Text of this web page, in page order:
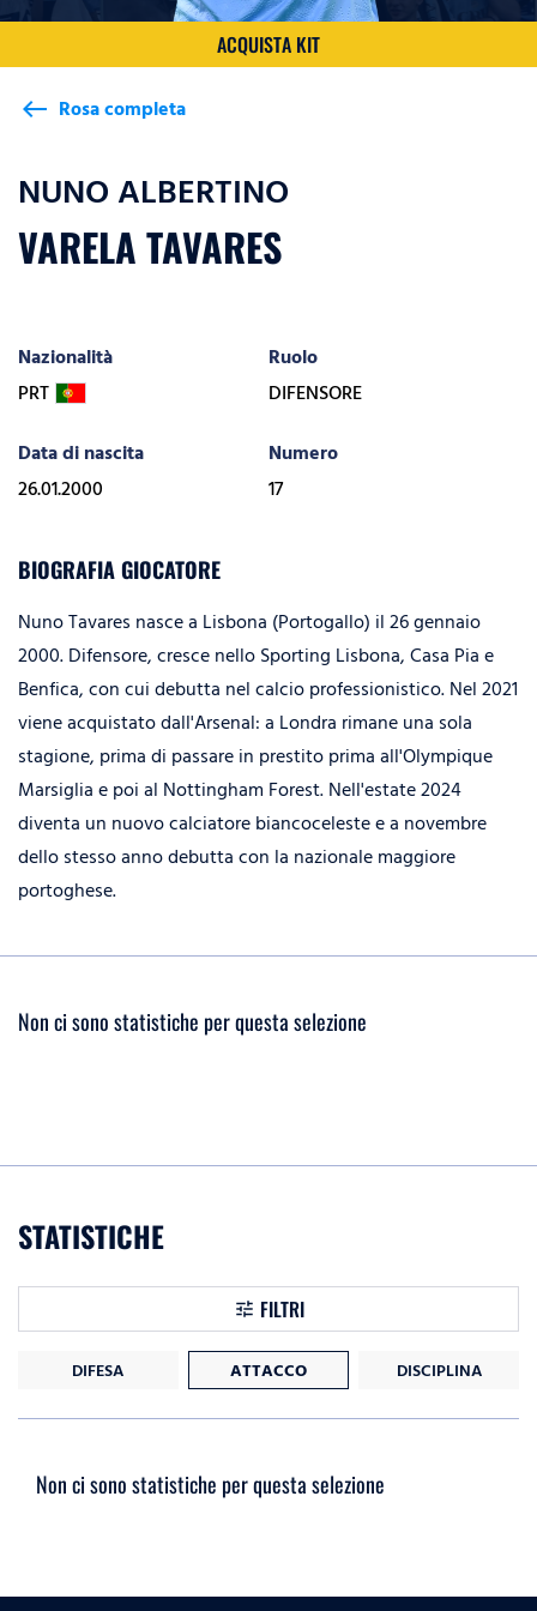
ACQUISTA KIT
west Rosa completa
NUNO ALBERTINO
VARELA TAVARES
Nazionalità
PRT
Data di nascita
26.01.2000
Ruolo
DIFENSORE
Numero
17
BIOGRAFIA GIOCATORE
Nuno Tavares nasce a Lisbona (Portogallo) il 26 gennaio
2000. Difensore, cresce nello Sporting Lisbona, Casa Pia e
Benfica, con cui debutta nel calcio professionistico. Nel 2021
viene acquistato dall'Arsenal: a Londra rimane una sola
stagione, prima di passare in prestito prima all'Olympique
Marsiglia e poi al Nottingham Forest. Nell'estate 2024
diventa un nuovo calciatore biancoceleste e a novembre
dello stesso anno debutta con la nazionale maggiore
portoghese.
Non ci sono statistiche per questa selezione
STATISTICHE
FILTRI
DIFESA ATTACCO DISCIPLINA
Non ci sono statistiche per questa selezione